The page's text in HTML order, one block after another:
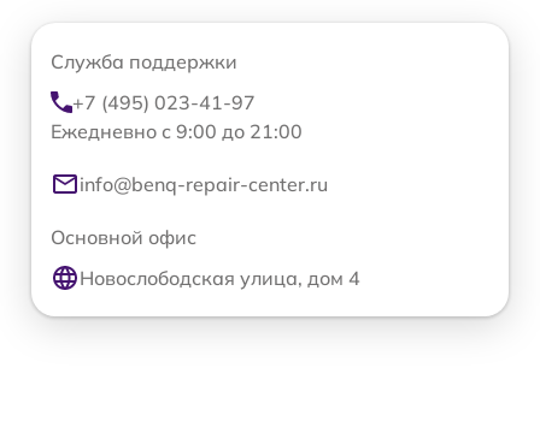
Служба поддержки
+7 (495) 023-41-97
Ежедневно с 9:00 до 21:00
info@benq-repair-center.ru
Основной офис
Новослободская улица, дом 4